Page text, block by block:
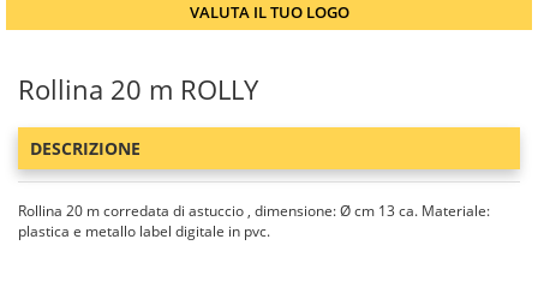
VALUTA IL TUO LOGO
Rollina 20 m ROLLY
DESCRIZIONE
Rollina 20 m corredata di astuccio , dimensione: Ø cm 13 ca. Materiale:
plastica e metallo label digitale in pvc.